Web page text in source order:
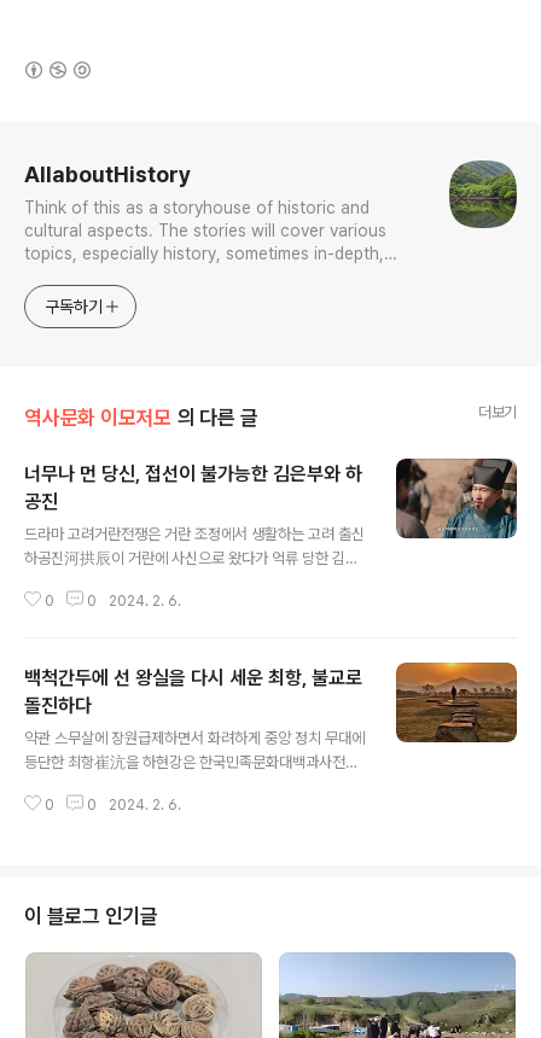
AllaboutHistory
Think of this as a storyhouse of historic and
cultural aspects. The stories will cover various
topics, especially history, sometimes in-depth,
approach will be to resist any common sense or
generalized viewpoint
구독하기
역사문화 이모저모 의 다른 글 더보기
너무나 먼 당신, 접선이 불가능한 김은부와 하
공진
드라마 고려거란전쟁은 거란 조정에서 생활하는 고려 출신
하공진河拱辰이 거란에 사신으로 왔다가 억류 당한 김은
에 붙잡혀 죽임을 당한 것으로 설정했지만, 이는 역사적 근
과 하공진이 거란에서 탈출을 감행하다 탄로나 죽임을 당
하는 시점이 묘하게 합치하는 까닭이다. 고려사와 절요를
보면 막 개경을 함락하고 불사르고 철군한 거란을 그래도
이렇게든 저렇게든 달래서 추가 침입을 방지하기 위한 목
적이었음이 분명한데, 1011년 11월 13일 임오壬午에 고
려 조정은 형부시랑刑部侍郞 김은부를 거란에 사신을 보
0 0 2024. 2. 6.
백척간두에 선 왕실을 다시 세운 최항, 불교로
돌진하다
약관 스무살에 장원급제하면서 화려하게 중앙 정치 무대에
등단한 최항崔沆을 하현강은 한국민족문화대백과사전을
어찌하여 출생연대는 모른다 했는지 알 수가 없거니와, 그
했다 해서 명확히 죽은 시점이 적기됐거니와, 고려사 본기
와 고려사절요에 의하면, 그가 성종 10년, 991년 윤 2월에
실시된 과거시험에서 그가 급제했다는 사실을 알리는 한
편, 고려사 그의 열전에서는 字가 내융內融이며, 평장사
최언위崔彦撝 손자인 그가 성종 때에 나이 20세로 갑과
甲科에 급제했다 하거니와, 이로써 보면 그는 97..
0 0 2024. 2. 6.
이 블로그 인기글